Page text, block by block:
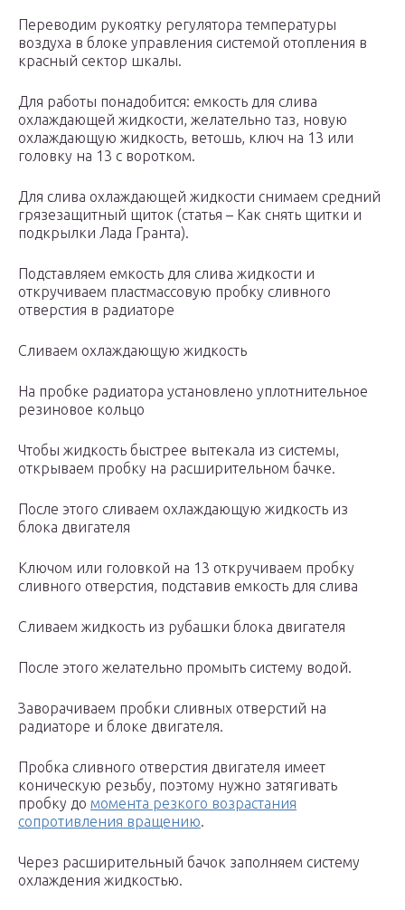
Переводим рукоятку регулятора температуры
воздуха в блоке управления системой отопления в
красный сектор шкалы.
Для работы понадобится: емкость для слива
охлаждающей жидкости, желательно таз, новую
охлаждающую жидкость, ветошь, ключ на 13 или
головку на 13 с воротком.
Для слива охлаждающей жидкости снимаем средний
грязезащитный щиток (статья – Как снять щитки и
подкрылки Лада Гранта).
Подставляем емкость для слива жидкости и
откручиваем пластмассовую пробку сливного
отверстия в радиаторе
Сливаем охлаждающую жидкость
На пробке радиатора установлено уплотнительное
резиновое кольцо
Чтобы жидкость быстрее вытекала из системы,
открываем пробку на расширительном бачке.
После этого сливаем охлаждающую жидкость из
блока двигателя
Ключом или головкой на 13 откручиваем пробку
сливного отверстия, подставив емкость для слива
Сливаем жидкость из рубашки блока двигателя
После этого желательно промыть систему водой.
Заворачиваем пробки сливных отверстий на
радиаторе и блоке двигателя.
Пробка сливного отверстия двигателя имеет
коническую резьбу, поэтому нужно затягивать
пробку до момента резкого возрастания
сопротивления вращению.
Через расширительный бачок заполняем систему
охлаждения жидкостью.